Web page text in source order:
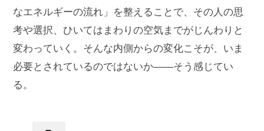
なエネルギーの流れ」を整えることで、その人の思
考や選択、ひいてはまわりの空気までがじんわりと
変わっていく。そんな内側からの変化こそが、いま
必要とされているのではないか――そう感じてい
る。